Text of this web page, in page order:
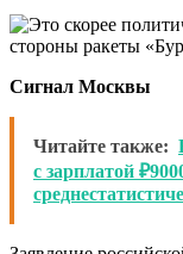
Сигнал Москвы
Читайте также:
с зарплатой